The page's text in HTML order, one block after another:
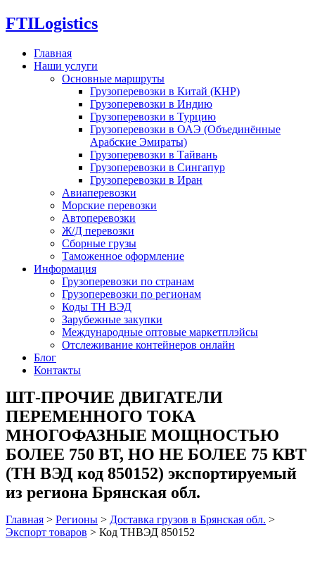
FTILogistics
Главная
Наши услуги
Основные маршруты
Грузоперевозки в Китай (КНР)
Грузоперевозки в Индию
Грузоперевозки в Турцию
Грузоперевозки в ОАЭ (Объединённые
Арабские Эмираты)
Грузоперевозки в Тайвань
Грузоперевозки в Сингапур
Грузоперевозки в Иран
Авиаперевозки
Морские перевозки
Автоперевозки
Ж/Д перевозки
Сборные грузы
Таможенное оформление
Информация
Грузоперевозки по странам
Грузоперевозки по регионам
Коды ТН ВЭД
Зарубежные закупки
Международные оптовые маркетплэйсы
Отслеживание контейнеров онлайн
Блог
Контакты
ШТ-ПРОЧИЕ ДВИГАТЕЛИ
ПЕРЕМЕННОГО ТОКА
МНОГОФАЗНЫЕ МОЩНОСТЬЮ
БОЛЕЕ 750 ВТ, НО НЕ БОЛЕЕ 75 КВТ
(ТН ВЭД код 850152) экспортируемый
из региона Брянская обл.
Главная > Регионы > Доставка грузов в Брянская обл. >
Экспорт товаров > Код ТНВЭД 850152